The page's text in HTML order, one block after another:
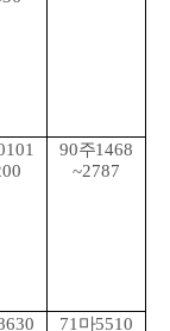
90주1468
~2787
71 마5510